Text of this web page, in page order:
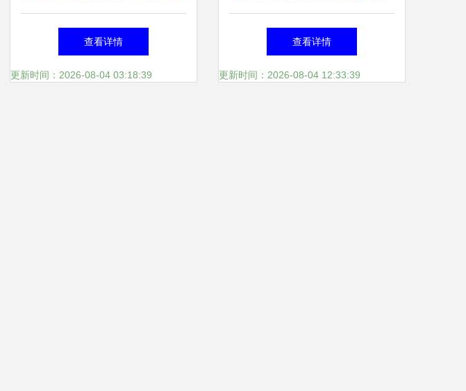
装糖块冲饮蜂蜜菊花冰糖
查看详情
更新时间：2026-08-04 03:18:39
——2019新茶高山云雾炒青绿
茶
查看详情
更新时间：2026-08-04 12:33:39